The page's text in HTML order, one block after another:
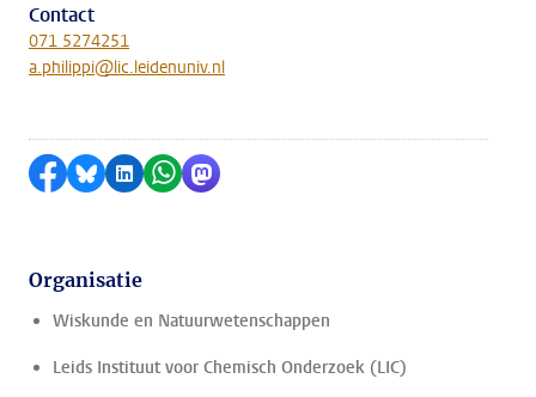
Contact
071 5274251
a.philippi@lic.leidenuniv.nl
Delen op Facebook
Delen via Bluesky
Delen op LinkedIn
Delen via WhatsApp
Delen via Mastodon
Organisatie
Wiskunde en Natuurwetenschappen
Leids Instituut voor Chemisch Onderzoek (LIC)